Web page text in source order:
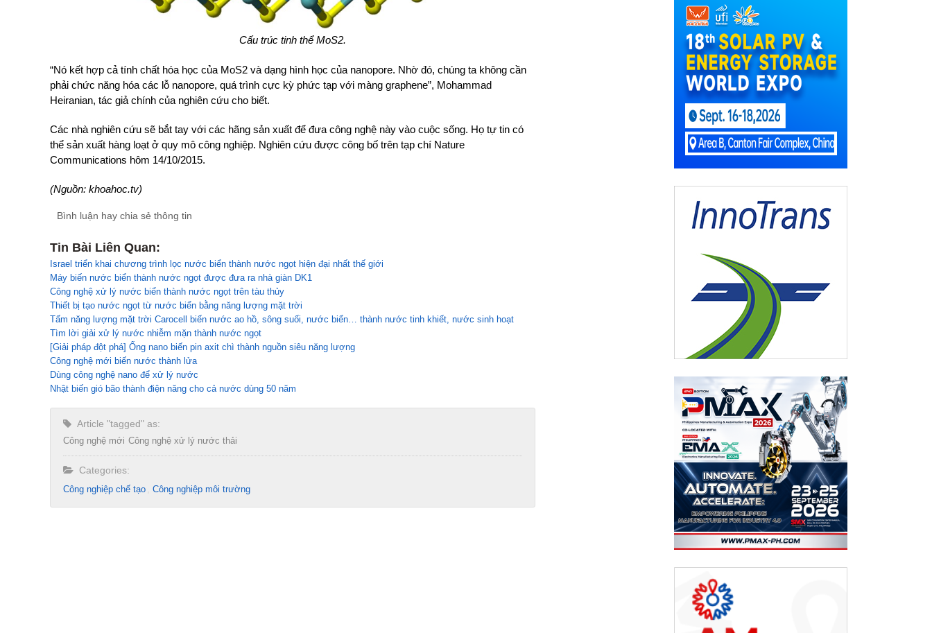
Cấu trúc tinh thể MoS2.
“Nó kết hợp cả tính chất hóa học của MoS2 và dạng hình học của nanopore. Nhờ đó, chúng ta không cần
phải chức năng hóa các lỗ nanopore, quá trình cực kỳ phức tạp với màng graphene”, Mohammad
Heiranian, tác giả chính của nghiên cứu cho biết.
Các nhà nghiên cứu sẽ bắt tay với các hãng sản xuất để đưa công nghệ này vào cuộc sống. Họ tự tin có
thể sản xuất hàng loạt ở quy mô công nghiệp. Nghiên cứu được công bố trên tạp chí Nature
Communications hôm 14/10/2015.
(Nguồn: khoahoc.tv)
Bình luận hay chia sẻ thông tin
Tin Bài Liên Quan:
Israel triển khai chương trình lọc nước biển thành nước ngọt hiện đại nhất thế giới
Máy biến nước biển thành nước ngọt được đưa ra nhà giàn DK1
Công nghệ xử lý nước biển thành nước ngọt trên tàu thủy
Thiết bị tạo nước ngọt từ nước biển bằng năng lượng mặt trời
Tấm năng lượng mặt trời Carocell biến nước ao hồ, sông suối, nước biển… thành nước tinh khiết, nước sinh hoạt
Tìm lời giải xử lý nước nhiễm mặn thành nước ngọt
[Giải pháp đột phá] Ống nano biến pin axit chì thành nguồn siêu năng lượng
Công nghệ mới biến nước thành lửa
Dùng công nghệ nano để xử lý nước
Nhật biến gió bão thành điện năng cho cả nước dùng 50 năm
Article "tagged" as:
Công nghệ mới Công nghệ xử lý nước thải
Categories:
Công nghiệp chế tạo​ Công nghiệp môi trường